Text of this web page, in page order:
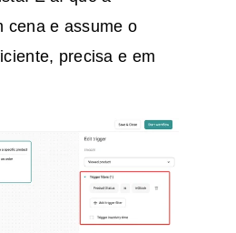
cena e assume o
precisa e em